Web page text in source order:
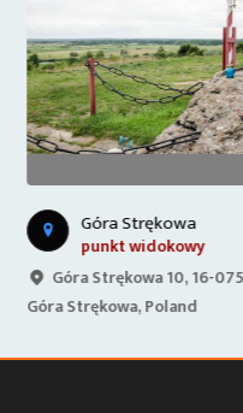
Góra Strękowa
punkt widokowy
Góra Strękowa 10, 16-075
Góra Strękowa, Poland